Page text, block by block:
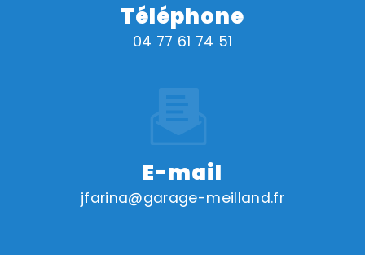
Téléphone
04 77 61 74 51
E-mail
jfarina@garage-meilland.fr